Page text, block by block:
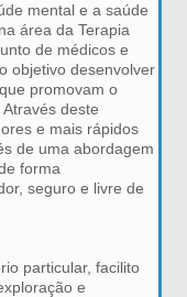
mental e a saúde
área da Terapia
de médicos e
objetivo desenvolver
promovam o
deste
e mais rápidos
de uma abordagem
forma
seguro e livre de
particular, facilito
e